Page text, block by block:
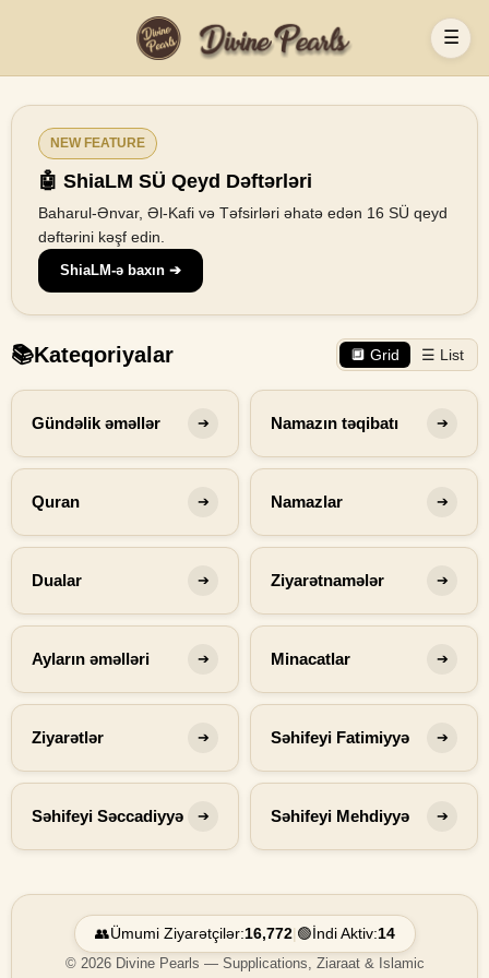
☰
NEW FEATURE
🤖 ShiaLM SÜ Qeyd Dəftərləri
Baharul-Ənvar, Əl-Kafi və Təfsirləri əhatə edən 16 SÜ qeyd
dəftərini kəşf edin.
ShiaLM-ə baxın ➔
📚Kateqoriyalar 🔲 Grid ☰ List
Gündəlik əməllər ➔ Namazın təqibatı ➔
Quran ➔ Namazlar ➔
Dualar ➔ Ziyarətnamələr ➔
Ayların əməlləri ➔ Minacatlar ➔
Ziyarətlər ➔ Səhifeyi Fatimiyyə ➔
Səhifeyi Səccadiyyə ➔ Səhifeyi Mehdiyyə ➔
👥Ümumi Ziyarətçilər:16,772| 🟢 İndi Aktiv:14
© 2026 Divine Pearls — Supplications, Ziaraat & Islamic